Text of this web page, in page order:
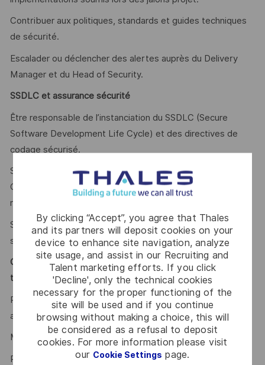
By clicking “Accept”, you agree that Thales
and its partners will deposit cookies on your
device to enhance site navigation, analyze
site usage, and assist in our Recruiting and
Talent marketing efforts. If you click
'Decline', only the technical cookies
necessary for the proper functioning of the
site will be used and if you continue
browsing without making a choice, this will
be considered as a refusal to deposit
cookies. For more information please visit
our Cookie Settings page.
Contribuer aux politiques, standards et guides techniques
de sécurité.
Escalader ou déclencher des alertes auprès du Delivery
Manager et du Head of Security.
SSDLC et assurance sécurité
Être responsable de l’instanciation du SSDLC (Secure
Software Development Life Cycle) et des directives de
codage sécurisé.
Suivre les résultats des contrôles de sécurité des pipelines
CI/CD (SAST, DAST, SCA, anti-malware) et piloter les
remédiations
Solliciter la Red Team pour la réalisation de tests de
sécurité lorsque nécessaire.
Gestion des risques, des vulnérabilités et validation
technique
Piloter les analyses de risques (eBIOS RM, Obérisk) et les
analyses de menaces.
Maintenir et remonter les risques cybersécurité.
Piloter les plans de réduction des risques exécutés par les